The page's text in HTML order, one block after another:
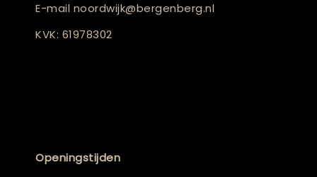
E-mail noordwijk@bergenberg.nl
KVK: 61978302
Openingstijden